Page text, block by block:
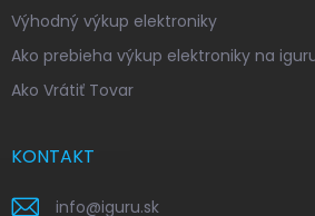
Výhodný výkup elektroniky
Ako prebieha výkup elektroniky na
Ako Vrátiť Tovar
KONTAKT
info@iguru.sk